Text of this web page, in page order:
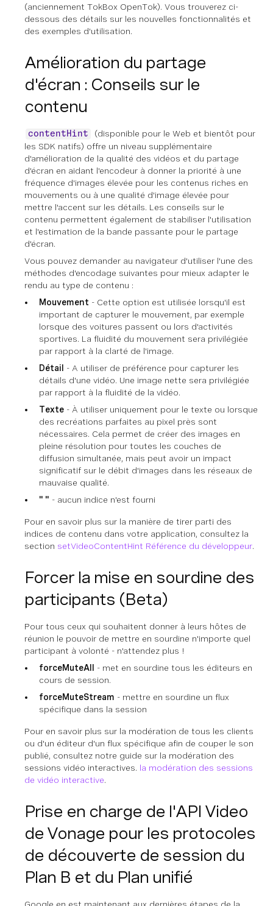
(anciennement TokBox OpenTok). Vous trouverez ci-
dessous des détails sur les nouvelles fonctionnalités et
des exemples d'utilisation.
Amélioration du partage
d'écran : Conseils sur le
contenu
contentHint
(disponible pour le Web et bientôt pour
les SDK natifs) offre un niveau supplémentaire
d'amélioration de la qualité des vidéos et du partage
d'écran en aidant l'encodeur à donner la priorité à une
fréquence d'images élevée pour les contenus riches en
mouvements ou à une qualité d'image élevée pour
mettre l'accent sur les détails. Les conseils sur le
contenu permettent également de stabiliser l'utilisation
et l'estimation de la bande passante pour le partage
d'écran.
Vous pouvez demander au navigateur d'utiliser l'une des
méthodes d'encodage suivantes pour mieux adapter le
rendu au type de contenu :
Mouvement - Cette option est utilisée lorsqu'il est
important de capturer le mouvement, par exemple
lorsque des voitures passent ou lors d'activités
sportives. La fluidité du mouvement sera privilégiée
par rapport à la clarté de l'image.
Détail
- A utiliser de préférence pour capturer les
détails d'une vidéo. Une image nette sera privilégiée
par rapport à la fluidité de la vidéo.
Texte - À utiliser uniquement pour le texte ou lorsque
des recréations parfaites au pixel près sont
nécessaires. Cela permet de créer des images en
pleine résolution pour toutes les couches de
diffusion simultanée, mais peut avoir un impact
significatif sur le débit d'images dans les réseaux de
mauvaise qualité.
" " - aucun indice n'est fourni
Pour en savoir plus sur la manière de tirer parti des
indices de contenu dans votre application, consultez la
section setVideoContentHint Référence du développeur.
Forcer la mise en sourdine des
participants (Beta)
Pour tous ceux qui souhaitent donner à leurs hôtes de
réunion le pouvoir de mettre en sourdine n'importe quel
participant à volonté - n'attendez plus !
forceMuteAll
- met en sourdine tous les éditeurs en
cours de session.
forceMuteStream - mettre en sourdine un flux
spécifique dans la session
Pour en savoir plus sur la modération de tous les clients
ou d'un éditeur d'un flux spécifique afin de couper le son
publié, consultez notre guide sur la modération des
sessions vidéo interactives. la modération des sessions
de vidéo interactive.
Prise en charge de l'API Video
de Vonage pour les protocoles
de découverte de session du
Plan B et du Plan unifié